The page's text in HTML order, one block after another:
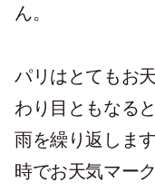
ん。
パリはとてもお
わり目ともなる
雨を繰り返しま
時でお天気マー